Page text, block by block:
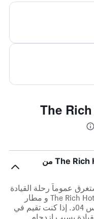
الأسئلة الشائعة عند حجز The Rich
ما مدى قرب The Rich Hotel Ubonrachatani من
عموماً رحلة القيادة
لمسافة 5.7 كم بين The Rich Hotel Ubonrachatani و مطار
وبون راتشاثاني (أقرب مطار) حوالي 0س 04د. إذا كنت تقيم في